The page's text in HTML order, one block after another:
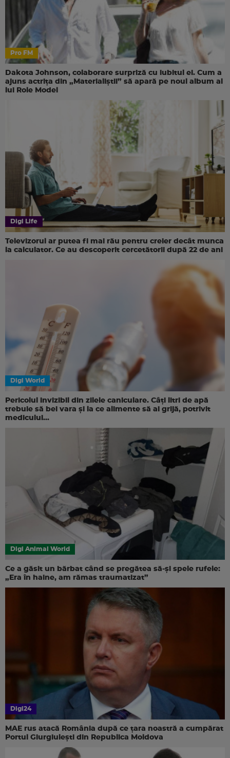
Pro FM
Dakota Johnson, colaborare surpriză cu iubitul ei. Cum a
ajuns actrița din „Materialiștii” să apară pe noul album al
lui Role Model
Digi Life
Televizorul ar putea fi mai rău pentru creier decât munca
la calculator. Ce au descoperit cercetătorii după 22 de ani
Digi World
Pericolul invizibil din zilele caniculare. Câți litri de apă
trebuie să bei vara și la ce alimente să ai grijă, potrivit
medicului...
Digi Animal World
Ce a găsit un bărbat când se pregătea să-și spele rufele:
„Era în haine, am rămas traumatizat”
Digi24
MAE rus atacă România după ce țara noastră a cumpărat
Portul Giurgiulești din Republica Moldova